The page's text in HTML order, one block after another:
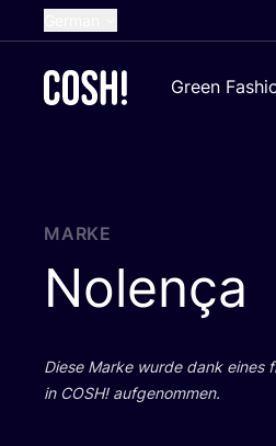
Dutch
Croatian
Green
MARKE
Nolença
Die­se Mar­ke wur­de dank eines
in COSH! aufgenommen.